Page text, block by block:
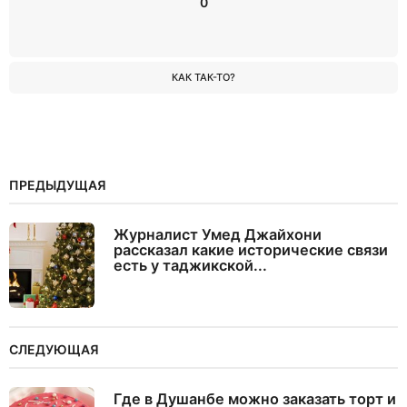
КАК ТАК-ТО?
ПРЕДЫДУЩАЯ
Журналист Умед Джайхони
рассказал какие исторические связи
есть у таджикской...
СЛЕДУЮЩАЯ
Где в Душанбе можно заказать торт и